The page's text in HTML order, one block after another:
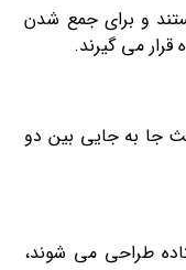
و برای جمع شدن
قرار می گیرند.
جا به جایی بین دو
طراحی می شوند،